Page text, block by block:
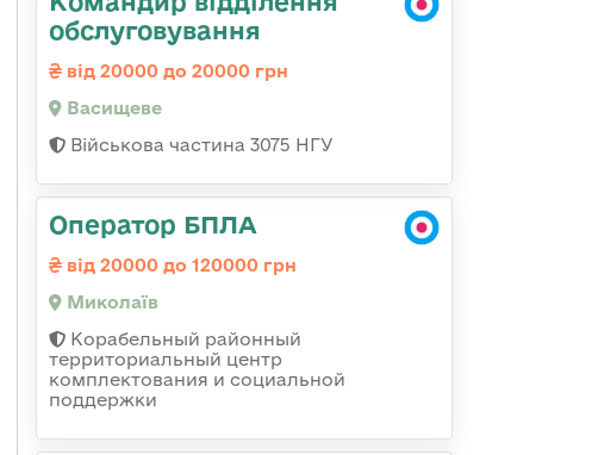
обслуговування
від 20000 до 20000 грн
Васищеве
Військова частина 3075 НГУ
Оператор БПЛА
від 20000 до 120000 грн
Миколаїв
Корабельный районный
территориальный центр
комплектования и социальной
поддержки